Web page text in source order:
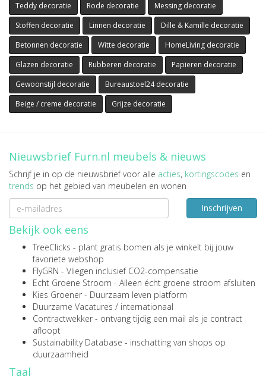
Teddy decoratie
Rode decoratie
Messing decoratie
Stoffen decoratie
Linnen decoratie
Dille & Kamille decoratie
Betonnen decoratie
Witte decoratie
HomeLiving decoratie
Glazen decoratie
Rubberen decoratie
Papieren decoratie
Gewoonstijl decoratie
Bureaustoel24 decoratie
Beige / creme decoratie
Grijze decoratie
Nieuwsbrief Furn.nl meubels & nieuws
Schrijf je in op de nieuwsbrief voor alle acties, kortingscodes en
trends op het gebied van meubelen en wonen
Inschrijven
Bekijk ook eens
TreeClicks - plant gratis bomen als je winkelt bij jouw
favoriete webshop
FlyGRN - Vliegen inclusief CO2-compensatie
Echt Groene Stroom - Alleen écht groene stroom afsluiten
Kies Groener - Duurzaam leven platform
Duurzame Vacatures / internationaal
Contractwekker - ontvang tijdig een mail als je contract
afloopt
Sustainability Database - inschatting van shops op
duurzaamheid
Taal